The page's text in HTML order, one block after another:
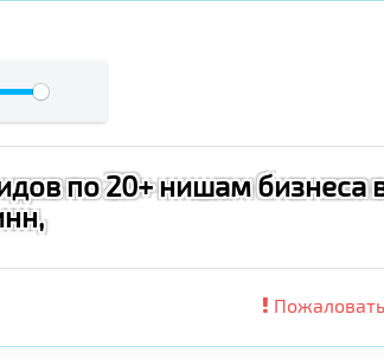
по 20+ нишам бизнеса